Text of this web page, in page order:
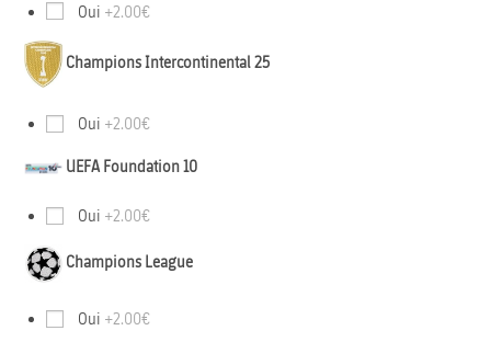
Oui +2.00€
Champions Intercontinental 25
Oui +2.00€
UEFA Foundation 10
Oui +2.00€
Champions League
Oui +2.00€